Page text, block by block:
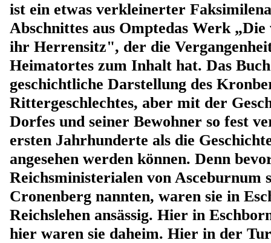
ist ein etwas verkleinerter
Abschnittes aus Omptedas Werk
ihr Herrensitz", der die
Heimatortes zum Inhalt hat. Das
geschichtliche Darstellung des
Rittergeschlechtes, aber mit der
Dorfes und seiner Bewohner so fest
ersten Jahrhunderte als die
angesehen werden können. Denn
Reichsministerialen von Asceburnum
Cronenberg nannten, waren sie in
Reichslehen ansässig. Hier in
hier waren sie daheim. Hier in der